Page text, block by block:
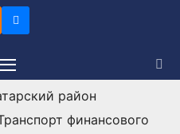
район
финансового